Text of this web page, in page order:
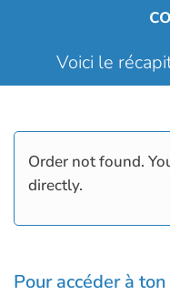
Voici le
Pour accéder à ton
Order not found.
directly.